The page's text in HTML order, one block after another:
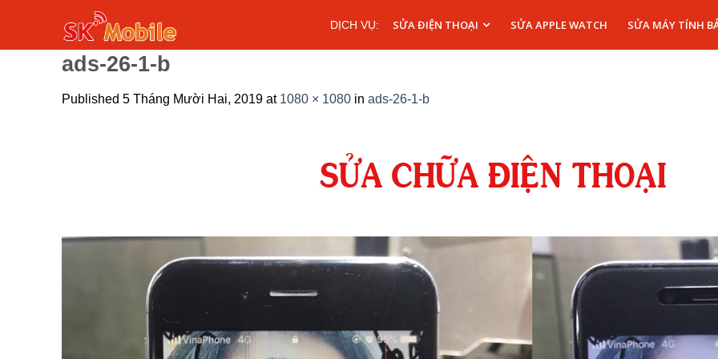
content
DỊCH VỤ: SỬA ĐIỆN THOẠI SỬA APPLE WATCH SỬA MÁY TÍNH
ads-26-1-b
Published 5 Tháng Mười Hai, 2019 at 1080 × 1080 in ads-26-1-b